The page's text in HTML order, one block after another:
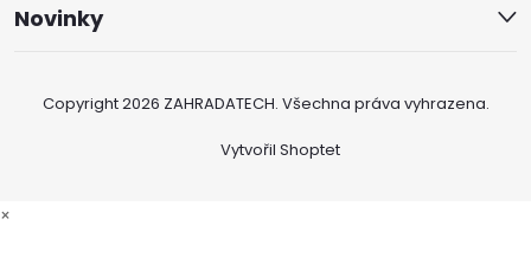
Novinky
Vytvořil Shoptet
Copyright 2026 ZAHRADATECH. Všechna práva vyhrazena.
×